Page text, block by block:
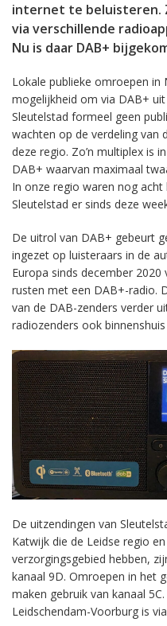
internet te beluisteren.
via verschillende
Nu is daar DAB+
Lokale publieke omroepen in
mogelijkheid om via DAB+
Sleutelstad formeel geen
wachten op de verdeling van
deze regio. Zo’n multiplex is
DAB+ waarvan maximaal
In onze regio waren nog
Sleutelstad er sinds deze
De uitrol van DAB+ gebeurt
ingezet op luisteraars in de
Europa sinds december
rusten met een DAB+-radio.
van de DAB-zenders verder
radiozenders ook
De uitzendingen van
Katwijk die de Leidse regio
verzorgingsgebied hebben,
kanaal 9D. Omroepen in het
maken gebruik van kanaal
Leidschendam-Voorburg is